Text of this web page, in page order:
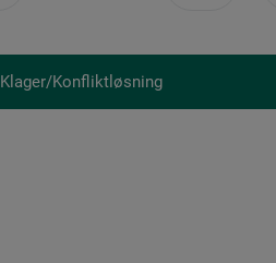
Klager/Konfliktløsning